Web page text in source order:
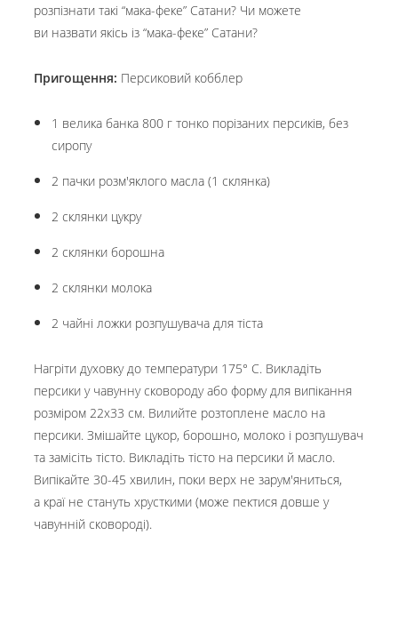
розпізнати такі “мака-феке” Сатани? Чи можете
ви назвати якісь із “мака-феке” Сатани?
Пригощення: Персиковий кобблер
1 велика банка 800 г тонко порізаних персиків, без
сиропу
2 пачки розм'яклого масла (1 склянка)
2 склянки цукру
2 склянки борошна
2 склянки молока
2 чайні ложки розпушувача для тіста
Нагріти духовку до температури 175° C. Викладіть
персики у чавунну сковороду або форму для випікання
розміром 22x33 см. Вилийте розтоплене масло на
персики. Змішайте цукор, борошно, молоко і розпушувач
та замісіть тісто. Викладіть тісто на персики й масло.
Випікайте 30-45 хвилин, поки верх не зарум'яниться,
а краї не стануть хрусткими (може пектися довше у
чавунній сковороді).